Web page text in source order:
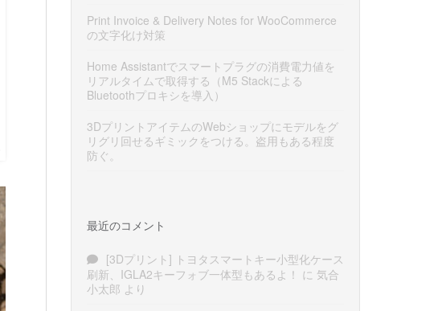
Print Invoice & Delivery Notes for WooCommerce
の文字化け対策
Home Assistantでスマートプラグの消費電力値を
リアルタイムで取得する（M5 Stackによる
Bluetoothプロキシを導入）
3DプリントアイテムのWebショップにモデルをグ
リグリ回せるギミックをつける。盗用もある程度
防ぐ。
最近のコメント
[3Dプリント] トヨタスマートキー小型化ケース
刷新、IGLA2キーフォブ一体型もあるよ！ に 気合
小太郎 より